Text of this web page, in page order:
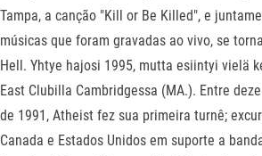
Tampa, a canção "Kill or Be Killed", e
músicas que foram gravadas ao vivo, se
Hell. Yhtye hajosi 1995, mutta esiintyi vielä
East Clubilla Cambridgessa (MA.). Entre
de 1991, Atheist fez sua primeira turnê;
Canada e Estados Unidos em suporte a